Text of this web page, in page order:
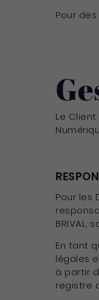
Pour
Le
Pour les
BRIVAL,
En tant
légales
à partir
registre